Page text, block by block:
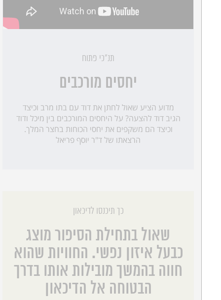
תנ"כי פתוח
יחסים מורכבים
מדוע הציע שאול לחתן את דוד עם בתו מרב וכיצד
הגיב דוד להצעה? על היחסים המורכבים בין מיכל ודוד
וכיצד הם משקפים את יחסי הכוחות בחצר המלך.
הרצאתו של ד"ר יוסף פריאל
כך תיכנסו לדיכאון
שאול בתחילת הסיפור מוצג
כבעל איזון נפשי. החוויות שהוא
חווה בהמשך מובילות אותו בדרך
הבטוחה אל הדיכאון